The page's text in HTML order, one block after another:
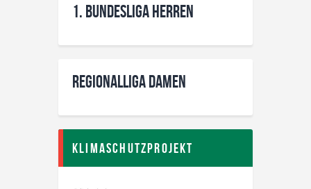
1. Bundesliga Herren
Regionalliga Damen
Klimaschutzprojekt